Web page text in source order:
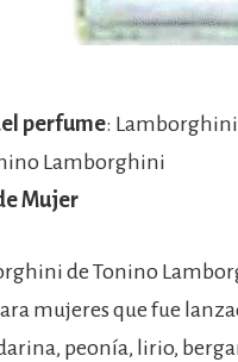
perfume:
Lamborghini
Mujer
de Tonino
mujeres que fue
peonía, lirio,